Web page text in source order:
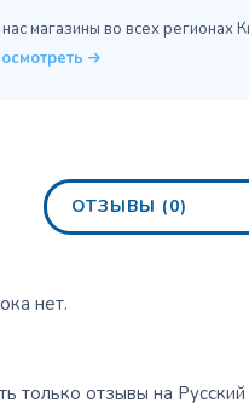
магазины во всех регионах
ОТЗЫВЫ (0)
нет.
только отзывы на Русский